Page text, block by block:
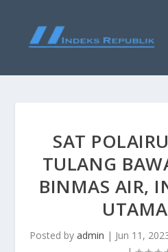
SAT
TULANG
BINMAS AIR,
Posted by admin | Jun 11,